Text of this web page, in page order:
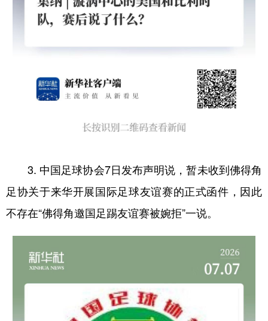
3. 中国足球协会7日发布声明说，暂未收到佛得角
足协关于来华开展国际足球友谊赛的正式函件，因此
不存在“佛得角邀国足踢友谊赛被婉拒”一说。